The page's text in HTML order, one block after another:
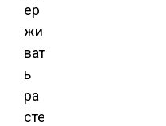
ер
жи
ват
ь
ра
сте